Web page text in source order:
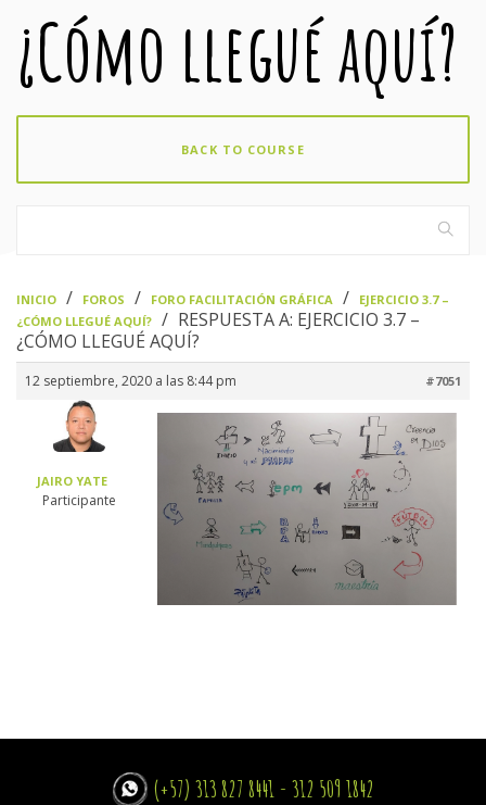
¿Cómo llegué aquí?
BACK TO COURSE
INICIO FOROS FORO FACILITACIÓN GRÁFICA
EJERCICIO 3.7 –
¿CÓMO LLEGUÉ AQUÍ?
RESPUESTA A: EJERCICIO 3.7 –
¿CÓMO LLEGUÉ AQUÍ?
12 septiembre, 2020 a las 8:44 pm #7051
JAIRO YATE
Participante
(+57) 313 827 8441 - 312 509 1842